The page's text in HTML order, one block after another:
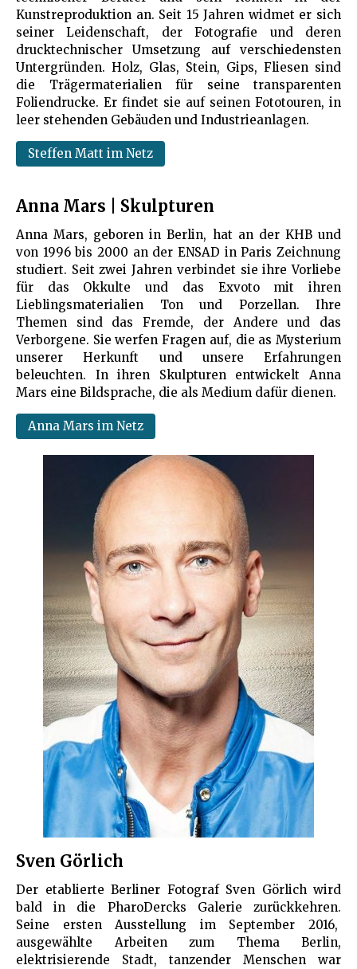
Kunstreproduktion an. Seit 15 Jahren widmet er sich
seiner Leidenschaft, der Fotografie und deren
drucktechnischer Umsetzung auf verschiedensten
Untergründen. Holz, Glas, Stein, Gips, Fliesen sind
die Trägermaterialien für seine transparenten
Foliendrucke. Er findet sie auf seinen Fototouren, in
leer stehenden Gebäuden und Industrieanlagen.
Steffen Matt im Netz
Anna Mars | Skulpturen
Anna Mars, geboren in Berlin, hat an der KHB und
von 1996 bis 2000 an der ENSAD in Paris Zeichnung
studiert. Seit zwei Jahren verbindet sie ihre Vorliebe
für das Okkulte und das Exvoto mit ihren
Lieblingsmaterialien Ton und Porzellan. Ihre
Themen sind das Fremde, der Andere und das
Verborgene. Sie werfen Fragen auf, die as Mysterium
unserer Herkunft und unsere Erfahrungen
beleuchten. In ihren Skulpturen entwickelt Anna
Mars eine Bildsprache, die als Medium dafür dienen.
Anna Mars im Netz
Sven Görlich
Der etablierte Berliner Fotograf Sven Görlich wird
bald in die PharoDercks Galerie zurückkehren.
Seine ersten Ausstellung im September 2016,
ausgewählte Arbeiten zum Thema Berlin,
elektrisierende Stadt, tanzender Menschen war